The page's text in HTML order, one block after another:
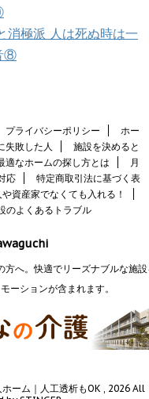
消極派 人は死ぬ時は一
⑧
プライバシーポリシー
ホー
失敗した人
施設を決めると
適なホームの探し方とは
月
応
特定商取引法に基づく表
資産家でなくても入れる！
のよくあるトラブル
方へ。快適でリーズナブルな施
ーションが含まれます。
ーム｜人工透析もOK , 2026 All